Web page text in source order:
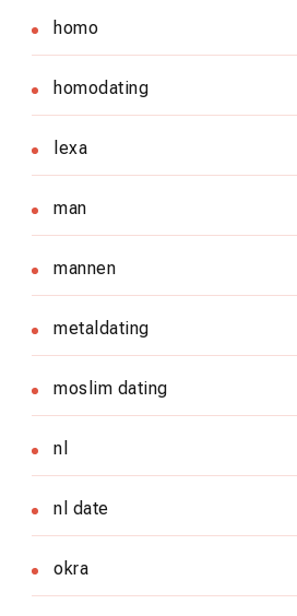
homo
homodating
lexa
man
mannen
metaldating
moslim dating
nl
nl date
okra